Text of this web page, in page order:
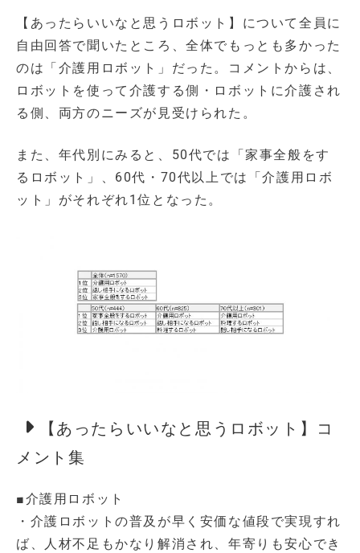
【あったらいいなと思うロボット】について全員に
自由回答で聞いたところ、全体でもっとも多かった
のは「介護用ロボット」だった。コメントからは、
ロボットを使って介護する側・ロボットに介護され
る側、両方のニーズが見受けられた。
また、年代別にみると、50代では「家事全般をす
るロボット」、60代・70代以上では「介護用ロボ
ット」がそれぞれ1位となった。
【あったらいいなと思うロボット】コ
メント集
■介護用ロボット
・介護ロボットの普及が早く安価な値段で実現すれ
ば、人材不足もかなり解消され、年寄りも安心でき